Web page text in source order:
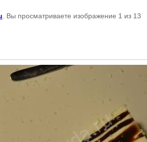
. Вы просматриваете изображение 1 из 13